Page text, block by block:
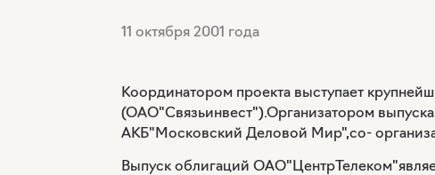
11 октября 2001 года
Координатором проекта выступает
(ОАО"Связьинвест").Организатором
АКБ"Московский Деловой Мир",со-
Выпуск облигаций